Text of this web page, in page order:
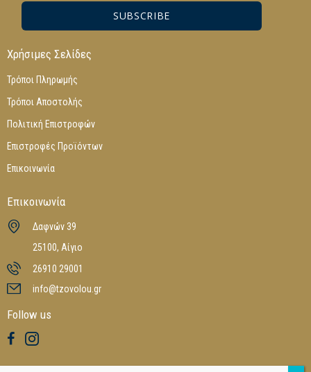
SUBSCRIBE
Χρήσιμες Σελίδες
Τρόποι Πληρωμής
Τρόποι Αποστολής
Πολιτική Επιστροφών
Επιστροφές Προϊόντων
Επικοινωνία
Επικοινωνία
Δαφνών 39
25100, Αίγιο
26910 29001
info@tzovolou.gr
Follow us